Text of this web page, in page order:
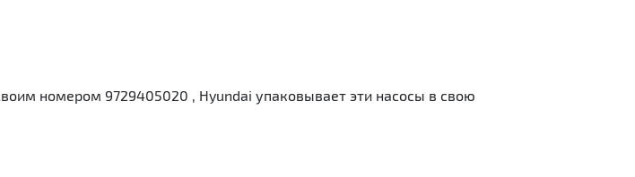
номером 9729405020 , Hyundai упаковывает эти насосы в свою